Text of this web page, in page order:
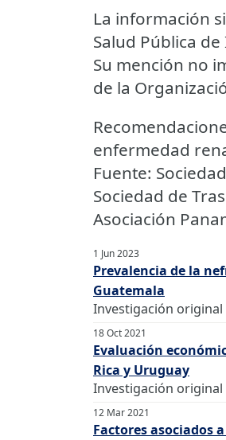
La información
Salud Pública
Su mención no
de la
enfermedad
Fuente:
Sociedad de
Asociación
1 Jun 2023
Prevalencia de la
Guatemala
Investigación
18 Oct 2021
Evaluación
Rica y Uruguay
Investigación
12 Mar 2021
Factores asociados